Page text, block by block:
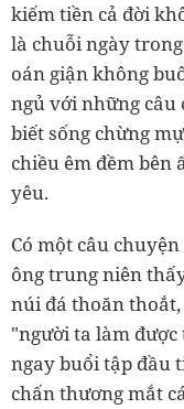
kiếm tiền cả đời
là chuỗi ngày
oán giận không
ngủ với những câu
biết sống chừng
chiều êm đềm
yêu.
Có một câu
ông trung niên
núi đá thoăn
"người ta làm
ngay buổi tập đầu
chấn thương mắt